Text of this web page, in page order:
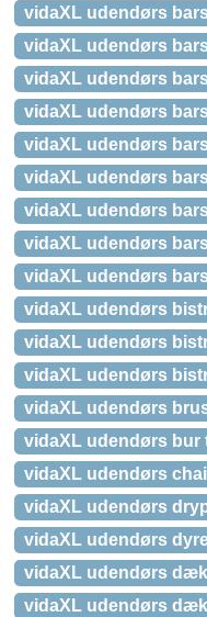
vidaXL udendørs
vidaXL udendørs
vidaXL udendørs
vidaXL udendørs
vidaXL udendørs
vidaXL udendørs
vidaXL udendørs
vidaXL udendørs
vidaXL udendørs
vidaXL udendørs
vidaXL udendørs
vidaXL udendørs
vidaXL udendørs
vidaXL udendørs
vidaXL udendørs
vidaXL udendørs
vidaXL udendørs
vidaXL udendørs
vidaXL udendørs